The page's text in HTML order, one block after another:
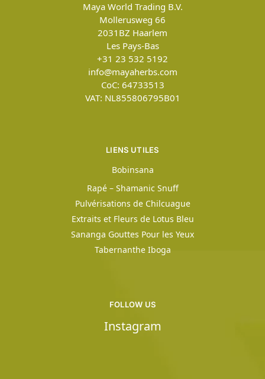
Maya World Trading B.V.
Mollerusweg 66
2031BZ Haarlem
Les Pays-Bas
+31 23 532 5192
info@mayaherbs.com
CoC: 64733513
VAT: NL855806795B01
LIENS UTILES
Bobinsana
Rapé – Shamanic Snuff
Pulvérisations de Chilcuague
Extraits et Fleurs de Lotus Bleu
Sananga Gouttes Pour les Yeux
Tabernanthe Iboga
FOLLOW US
Instagram